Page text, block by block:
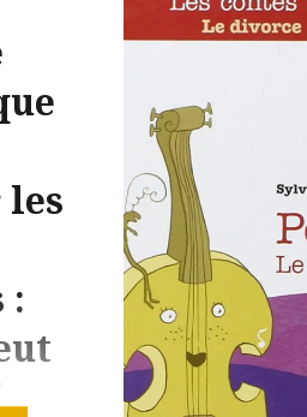
se complique
choix à faire :
travers la
Notre héros
qui va
: